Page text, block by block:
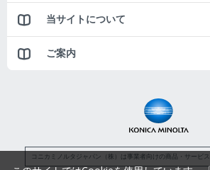
当サイトについて
ご案内
コニカミノルタジャパン（株）は事業者向けの商品・サービ